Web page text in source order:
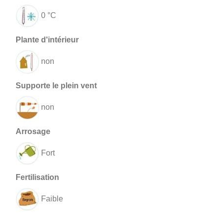
0 °C
non
non
Fort
Faible